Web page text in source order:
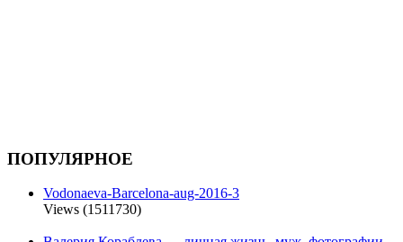
ПОПУЛЯРНОЕ
Vodonaeva-Barcelona-aug-2016-3
Views (1511730)